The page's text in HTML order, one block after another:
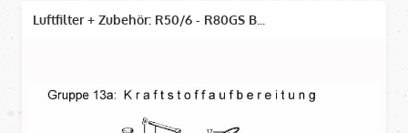
Luftfilter + Zubehör: R50/6 - R80GS B...